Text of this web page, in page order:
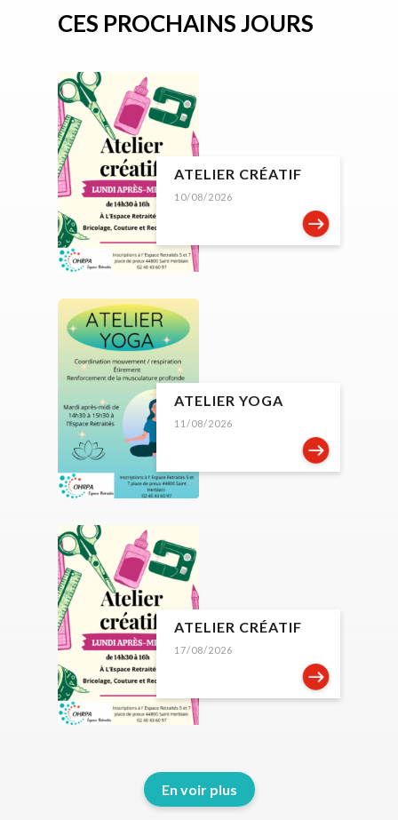
CES PROCHAINS JOURS
10/08/2026
ATELIER CRÉATIF
11/08/2026
ATELIER YOGA
17/08/2026
ATELIER CRÉATIF
En voir plus